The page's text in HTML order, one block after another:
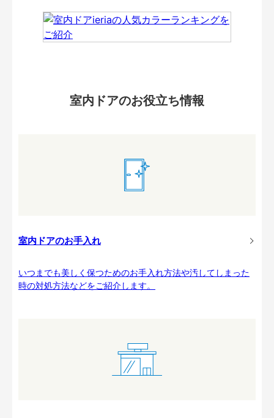
室内ドアのお役立ち情報
室内ドアのお手入れ
いつまでも美しく保つためのお手入れ方法や汚してしまった
時の対処方法などをご紹介します。